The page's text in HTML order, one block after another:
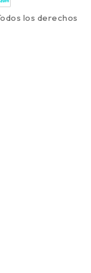
los derechos